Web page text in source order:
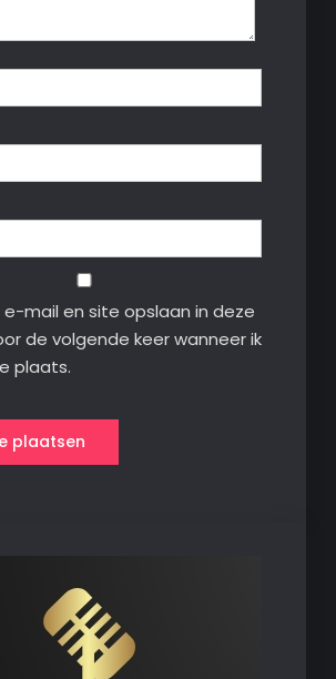
e-mail en site opslaan in deze
de volgende keer wanneer ik
plaats.